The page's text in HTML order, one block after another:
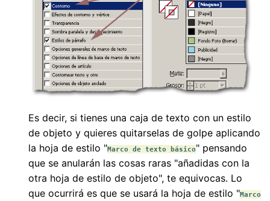
Es decir, si tienes una caja de texto con un estilo
de objeto y quieres quitarselas de golpe aplicando
la hoja de estilo "Marco de texto básico" pensando
que se anularán las cosas raras "añadidas con la
otra hoja de estilo de objeto", te equivocas. Lo
que ocurrirá es que se usará la hoja de estilo "Marco